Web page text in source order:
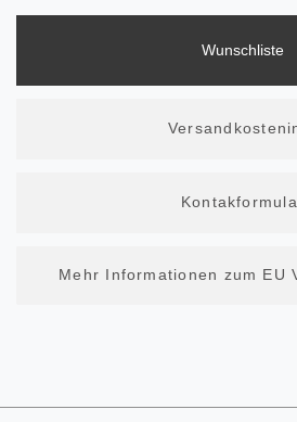
Wunschliste
Mehr Informationen zum EU